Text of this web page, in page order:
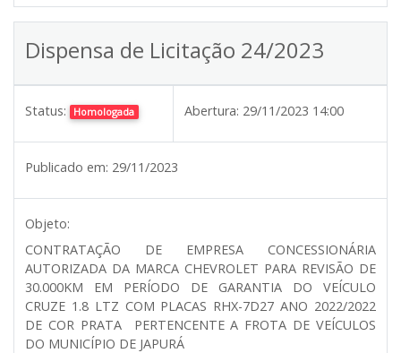
Dispensa de Licitação 24/2023
Status: Homologada Abertura: 29/11/2023 14:00
Publicado em: 29/11/2023
Objeto:
CONTRATAÇÃO DE EMPRESA CONCESSIONÁRIA
AUTORIZADA DA MARCA CHEVROLET PARA REVISÃO DE
30.000KM EM PERÍODO DE GARANTIA DO VEÍCULO
CRUZE 1.8 LTZ COM PLACAS RHX-7D27 ANO 2022/2022
DE COR PRATA PERTENCENTE A FROTA DE VEÍCULOS
DO MUNICÍPIO DE JAPURÁ